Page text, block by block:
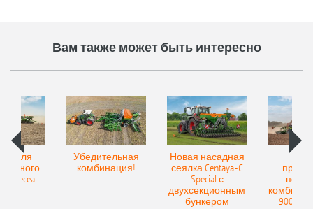
Вам также может быть интересно
для
точного
Precea
Убедительная
комбинация!
Новая насадная
сеялка Centaya-C
Special с
двухсекционным
бункером
9004-